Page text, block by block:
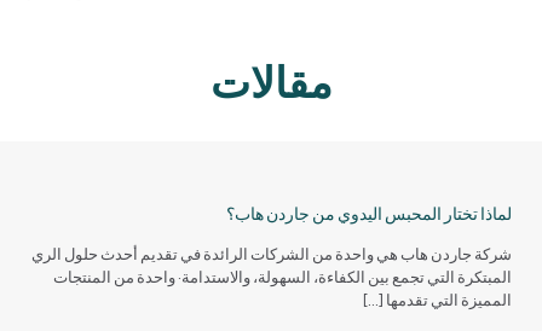
مقالات
لماذا تختار المحبس اليدوي من جاردن هاب؟
شركة جاردن هاب هي واحدة من الشركات الرائدة في تقديم أحدث حلول الري
المبتكرة التي تجمع بين الكفاءة، السهولة، والاستدامة· واحدة من المنتجات
المميزة التي تقدمها […]